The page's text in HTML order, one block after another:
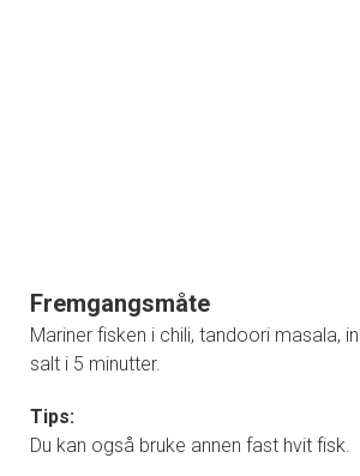
Fremgangsmåte
Mariner fisken i chili, tandoori masala,
salt i 5 minutter.
Tips:
Du kan også bruke annen fast hvit fisk.